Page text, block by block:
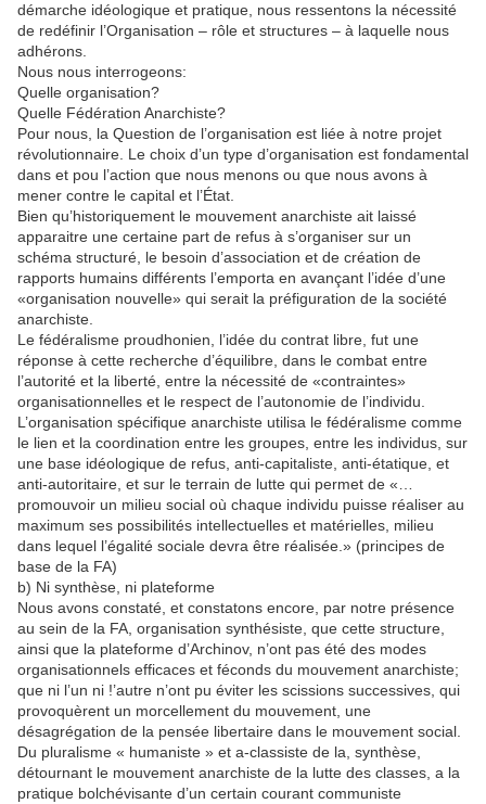
démarche idéologique et pratique, nous ressentons la nécessité
de redéfinir l’Organisation – rôle et structures – à laquelle nous
adhérons.
Nous nous interrogeons:
Quelle organisation?
Quelle Fédération Anarchiste?
Pour nous, la Question de l’organisation est liée à notre projet
révolutionnaire. Le choix d’un type d’organisation est fondamental
dans et pou l’action que nous menons ou que nous avons à
mener contre le capital et l’État.
Bien qu’historiquement le mouvement anarchiste ait laissé
apparaitre une certaine part de refus à s’organiser sur un
schéma structuré, le besoin d’association et de création de
rapports humains différents l’emporta en avançant l’idée d’une
«organisation nouvelle» qui serait la préfiguration de la société
anarchiste.
Le fédéralisme proudhonien, l’idée du contrat libre, fut une
réponse à cette recherche d’équilibre, dans le combat entre
l’autorité et la liberté, entre la nécessité de «contraintes»
organisationnelles et le respect de l’autonomie de l’individu.
L’organisation spécifique anarchiste utilisa le fédéralisme comme
le lien et la coordination entre les groupes, entre les individus, sur
une base idéologique de refus, anti-capitaliste, anti-étatique, et
anti-autoritaire, et sur le terrain de lutte qui permet de «…
promouvoir un milieu social où chaque individu puisse réaliser au
maximum ses possibilités intellectuelles et matérielles, milieu
dans lequel l’égalité sociale devra être réalisée.» (principes de
base de la FA)
b) Ni synthèse, ni plateforme
Nous avons constaté, et constatons encore, par notre présence
au sein de la FA, organisation synthésiste, que cette structure,
ainsi que la plateforme d’Archinov, n’ont pas été des modes
organisationnels efficaces et féconds du mouvement anarchiste;
que ni l’un ni !’autre n’ont pu éviter les scissions successives, qui
provoquèrent un morcellement du mouvement, une
désagrégation de la pensée libertaire dans le mouvement social.
Du pluralisme « humaniste » et a-classiste de la, synthèse,
détournant le mouvement anarchiste de la lutte des classes, a la
pratique bolchévisante d’un certain courant communiste